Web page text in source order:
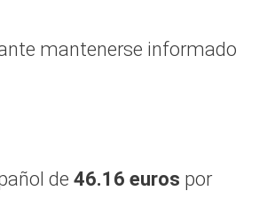
mantenerse informado
de 46.16 euros por